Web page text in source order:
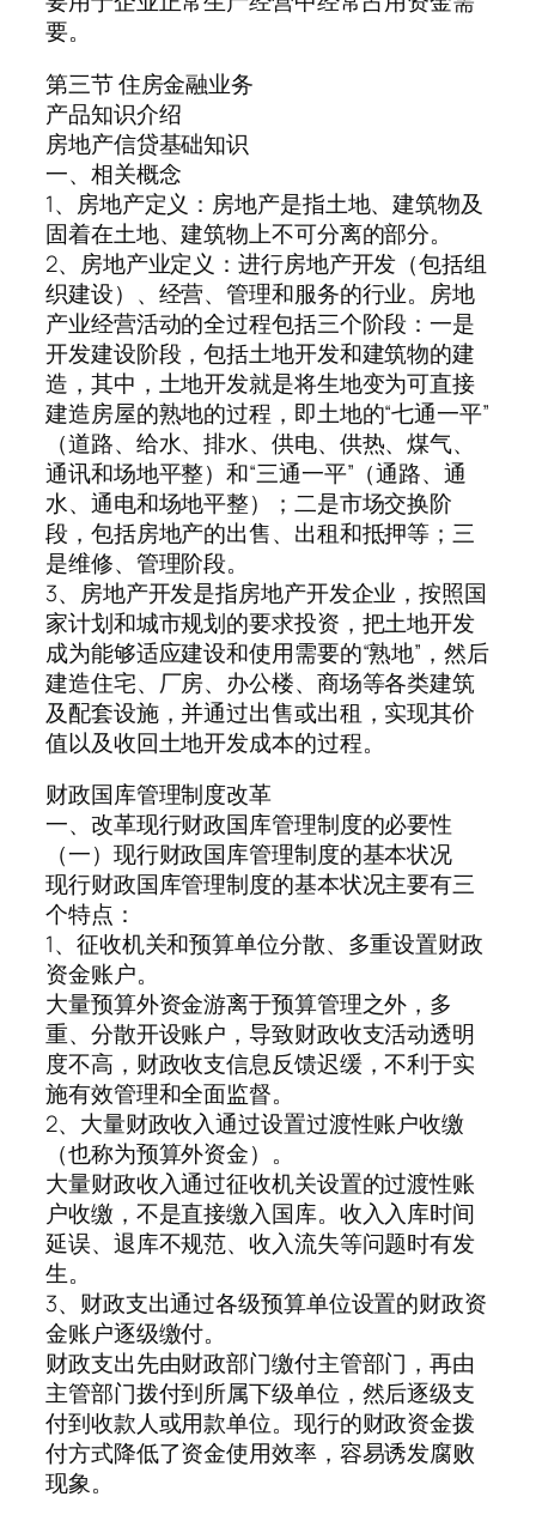
要。
第三节 住房金融业务
产品知识介绍
房地产信贷基础知识
一、相关概念
1、房地产定义：房地产是指土地、建筑物及
固着在土地、建筑物上不可分离的部分。
2、房地产业定义：进行房地产开发（包括组
织建设）、经营、管理和服务的行业。房地
产业经营活动的全过程包括三个阶段：一是
开发建设阶段，包括土地开发和建筑物的建
造，其中，土地开发就是将生地变为可直接
建造房屋的熟地的过程，即土地的“七通一平”
（道路、给水、排水、供电、供热、煤气、
通讯和场地平整）和“三通一平”（通路、通
水、通电和场地平整）；二是市场交换阶
段，包括房地产的出售、出租和抵押等；三
是维修、管理阶段。
3、房地产开发是指房地产开发企业，按照国
家计划和城市规划的要求投资，把土地开发
成为能够适应建设和使用需要的“熟地”，然后
建造住宅、厂房、办公楼、商场等各类建筑
及配套设施，并通过出售或出租，实现其价
值以及收回土地开发成本的过程。
财政国库管理制度改革
一、改革现行财政国库管理制度的必要性
（一）现行财政国库管理制度的基本状况
现行财政国库管理制度的基本状况主要有三
个特点：
1、征收机关和预算单位分散、多重设置财政
资金账户。
大量预算外资金游离于预算管理之外，多
重、分散开设账户，导致财政收支活动透明
度不高，财政收支信息反馈迟缓，不利于实
施有效管理和全面监督。
2、大量财政收入通过设置过渡性账户收缴
（也称为预算外资金）。
大量财政收入通过征收机关设置的过渡性账
户收缴，不是直接缴入国库。收入入库时间
延误、退库不规范、收入流失等问题时有发
生。
3、财政支出通过各级预算单位设置的财政资
金账户逐级缴付。
财政支出先由财政部门缴付主管部门，再由
主管部门拨付到所属下级单位，然后逐级支
付到收款人或用款单位。现行的财政资金拨
付方式降低了资金使用效率，容易诱发腐败
现象。